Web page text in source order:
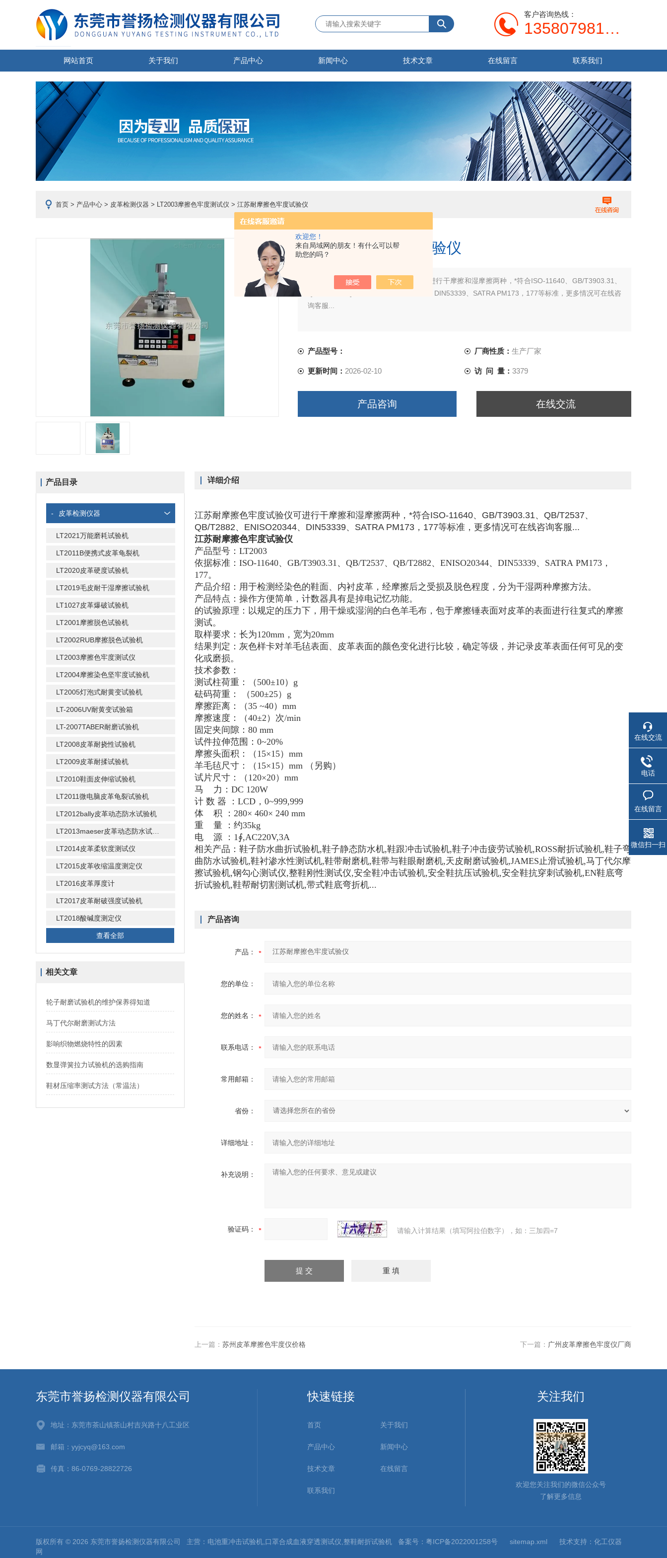
欢迎您！
来自局域网的朋友！有什么可以帮
助您的吗？
客户咨询热线：
13580798107
网站首页 关于我们 产品中心 新闻中心 技术文章 在线留言 联系我们
首页 > 产品中心 > 皮革检测仪器 > LT2003摩擦色牢度测试仪 > 江苏耐摩擦色牢度试验仪
江苏耐摩擦色牢度试验仪
江苏耐摩擦色牢度试验仪可进行干摩擦和湿摩擦两种，*符合ISO-11640、GB/T3903.31、
QB/T2537、QB/T2882、ENISO20344、DIN53339、SATRA PM173，177等标准，更多情况可在线咨
询客服...
产品型号： 厂商性质： 生产厂家
更新时间： 2026-02-10 访 问 量： 3379
产品咨询 在线交流
产品目录
- 皮革检测仪器
LT2021万能磨耗试验机
LT2011B便携式皮革龟裂机
LT2020皮革硬度试验机
LT2019毛皮耐干湿摩擦试验机
LT1027皮革爆破试验机
LT2001摩擦脱色试验机
LT2002RUB摩擦脱色试验机
LT2003摩擦色牢度测试仪
LT2004摩擦染色坚牢度试验机
LT2005灯泡式耐黄变试验机
LT-2006UV耐黄变试验箱
LT-2007TABER耐磨试验机
LT2008皮革耐挠性试验机
LT2009皮革耐揉试验机
LT2010鞋面皮伸缩试验机
LT2011微电脑皮革龟裂试验机
LT2012bally皮革动态防水试验机
LT2014皮革柔软度测试仪
LT2015皮革收缩温度测定仪
LT2016皮革厚度计
LT2017皮革耐破强度试验机
LT2018酸碱度测定仪
查看全部
相关文章
轮子耐磨试验机的维护保养得知道
马丁代尔耐磨测试方法
影响织物燃烧特性的因素
数显弹簧拉力试验机的选购指南
鞋材压缩率测试方法（常温法）
详细介绍
江苏耐摩擦色牢度试验仪可进行干摩擦和湿摩擦两种，*符合ISO-11640、GB/T3903.31、QB/T2537、
QB/T2882、ENISO20344、DIN53339、SATRA PM173，177等标准，更多情况可在线咨询客服...
江苏耐摩擦色牢度试验仪
产品型号 ： LT2003
依据标准： ISO-11640、 GB/T3903.31、 QB/T2537、QB/T2882、 ENISO20344、DIN53339、 SATRA PM173 ，
177。
产品介绍： 用于检测 经染色的鞋面、内衬皮革，经摩擦后之受损及脱色程度 ，分为干湿两种摩擦方法。
产品特点：操作方便简单，计数器具有是掉电记忆功能。
的试验原理：以规定的压力下， 用干燥或湿润的白色羊毛布，包于摩擦锤表面对皮革的表面进行往复式的摩擦
测试。
取样要求：长为120mm ，宽为20mm
结果判定： 灰色样卡对羊毛毡表面、皮革表面的颜色变化进行比较，确定等级，并记录皮革表面任何可见的变
化或磨损。
技术参数：
测试柱荷重：（500±10）g
砝码荷重： （500±25） g
摩擦距离 ：（35 ~40）mm
摩擦速度：（40±2）次/min
固定夹间隙：80 mm
试件拉伸范围：0~20%
摩擦头面积：（ 15×15） mm
羊毛毡尺寸：（ 15×15） mm
（另购）
试片尺寸：（120×20）mm
马 力： DC 120W
计 数 器 ： LCD，0~999,999
体
积 ：280× 460× 240 mm
重
量 ：约35kg
电
源 ： 1∮,AC220V,3A
相关产品： 鞋子防水曲折试验机,鞋子静态防水机,鞋跟冲击试验机,鞋子冲击疲劳试验机,ROSS耐折试验机,鞋子弯
曲防水试验机,鞋衬渗水性测试机,鞋带耐磨机,鞋带与鞋眼耐磨机,天皮耐磨试验机,JAMES止滑试验机,马丁代尔摩
擦试验机,钢勾心测试仪,整鞋刚性测试仪,安全鞋冲击试验机,安全鞋抗压试验机,安全鞋抗穿刺试验机,EN鞋底弯
折试验机,鞋帮耐切割测试机,带式鞋底弯折机...
产品咨询
产品：
您的单位：
您的姓名：
联系电话：
常用邮箱：
省份：
详细地址：
补充说明：
验证码： 请输入计算结果（填写阿拉伯数字），如：三加四=7
上一篇： 苏州皮革摩擦色牢度仪价格 下一篇： 广州皮革摩擦色牢度仪厂商
东莞市誉扬检测仪器有限公司
地址：东莞市茶山镇茶山村吉兴路十八工业区
邮箱：yyjcyq@163.com
传真：86-0769-28822726
快速链接
首页 关于我们
产品中心 新闻中心
技术文章 在线留言
联系我们
关注我们
欢迎您关注我们的微信公众号
了解更多信息
版权所有 © 2026 东莞市誉扬检测仪器有限公司 主营：电池重冲击试验机,口罩合成血液穿透测试仪,整鞋耐折试验机 备案号：粤ICP备2022001258号 sitemap.xml 技术支持： 化工仪器
网
在线交流
电话
在线留言
微信扫一扫